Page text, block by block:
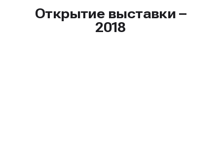
Открытие выставки –
2018